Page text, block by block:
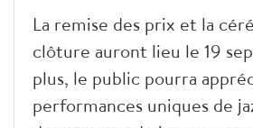
La remise des prix et la
clôture auront lieu le 19
plus, le public pourra
performances uniques de